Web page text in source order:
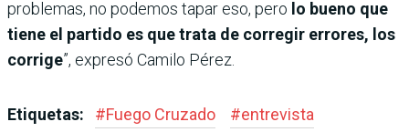
problemas, no podemos tapar eso, pero lo bueno que
tiene el partido es que trata de corregir errores, los
corrige”, expresó Camilo Pérez.
Etiquetas: #Fuego Cruzado #entrevista